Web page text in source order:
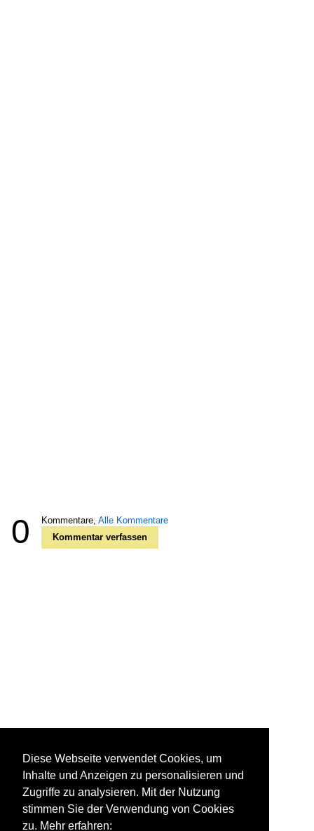
0 Kommentare, Alle Kommentare
Kommentar verfassen
Diese Webseite verwendet Cookies, um
Inhalte und Anzeigen zu personalisieren und
Zugriffe zu analysieren. Mit der Nutzung
stimmen Sie der Verwendung von Cookies
zu. Mehr erfahren: